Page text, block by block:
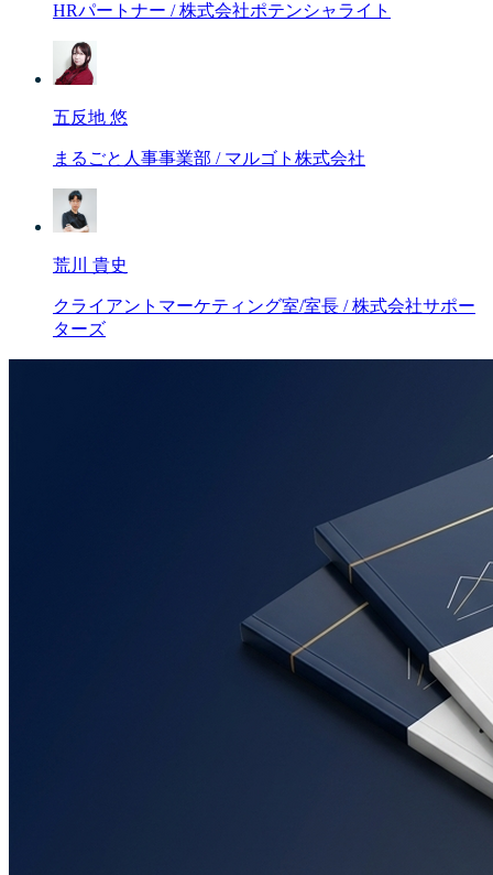
HRパートナー / 株式会社ポテンシャライト
五反地 悠
まるごと人事事業部 / マルゴト株式会社
荒川 貴史
クライアントマーケティング室/室長 / 株式会社サポー
ターズ